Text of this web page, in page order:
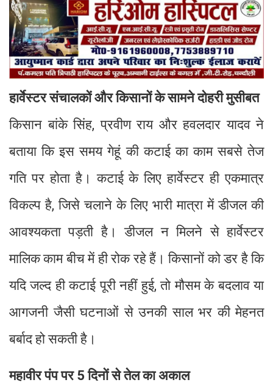
हार्वेस्टर संचालकों और किसानों के सामने दोहरी मुसीबत
किसान बांके सिंह, प्रवीण राय और हवलदार यादव ने
बताया कि इस समय गेहूं की कटाई का काम सबसे तेज
गति पर होता है। कटाई के लिए हार्वेस्टर ही एकमात्र
विकल्प है, जिसे चलाने के लिए भारी मात्रा में डीजल की
आवश्यकता पड़ती है। डीजल न मिलने से हार्वेस्टर
मालिक काम बीच में ही रोक रहे हैं। किसानों को डर है कि
यदि जल्द ही कटाई पूरी नहीं हुई, तो मौसम के बदलाव या
आगजनी जैसी घटनाओं से उनकी साल भर की मेहनत
बर्बाद हो सकती है।
महावीर पंप पर 5 दिनों से तेल का अकाल